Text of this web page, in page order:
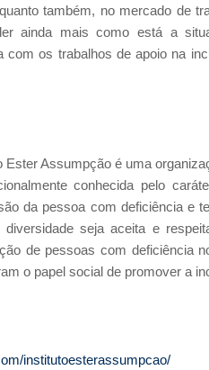
também, no mercado de
ainda mais como está a
com os trabalhos de apoio na
Ester Assumpção é uma
conhecida pelo
da pessoa com deficiência e
seja aceita e
de pessoas com deficiência
o papel social de promover a
institutoesterassumpcao/